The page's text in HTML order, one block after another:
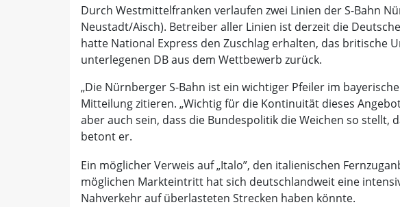
Durch Westmittelfranken verlaufen zwei Linien der S-Bahn
Neustadt/Aisch). Betreiber aller Linien ist derzeit die
hatte National Express den Zuschlag erhalten, das britische
unterlegenen DB aus dem Wettbewerb zurück.
„Die Nürnberger S-Bahn ist ein wichtiger Pfeiler im
Mitteilung zitieren. „Wichtig für die Kontinuität dieses
aber auch sein, dass die Bundespolitik die Weichen so stellt,
betont er.
Ein möglicher Verweis auf „Italo”, den italienischen
möglichen Markteintritt hat sich deutschlandweit eine
Nahverkehr auf überlasteten Strecken haben könnte.